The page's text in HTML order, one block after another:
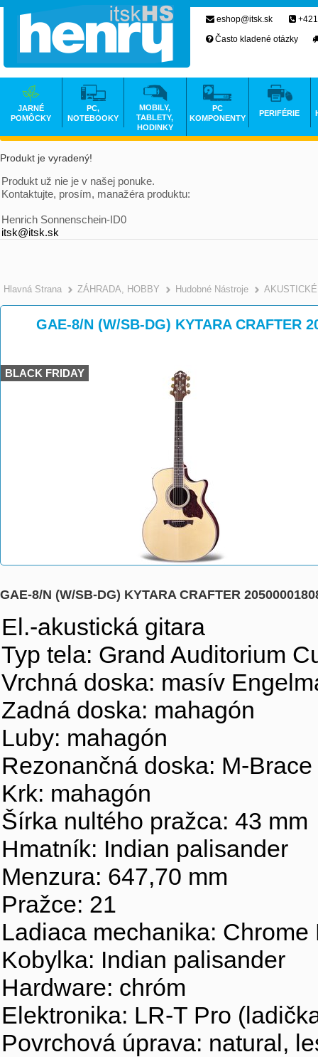
Produkt je vyradený!
Produkt už nie je v našej ponuke.
Kontaktujte, prosím, manažéra produktu:
Henrich Sonnenschein-ID0
itsk@itsk.sk
Hlavná Strana >
ZÁHRADA, HOBBY >
Hudobné Nástroje
GAE-8/N (W/SB-DG) KYTARA CRAFTER
BLACK FRIDAY
GAE-8/N (W/SB-DG) KYTARA CRAFTER
El.-akustická gitara
Typ tela: Grand Auditorium
Vrchná doska: masív
Zadná doska: mahagón
Luby: mahagón
Rezonančná doska: M-Brace
Krk: mahagón
Šírka nultého pražca: 43 mm
Hmatník: Indian palisander
Menzura: 647,70 mm
Pražce: 21
Ladiaca mechanika:
Kobylka: Indian palisander
Hardware: chróm
Elektronika: LR-T Pro
Povrchová úprava: natural,
eshop@itsk.sk
Často kladené otázky
JARNÉ
POMÔCKY
PC,
NOTEBOOKY
MOBILY,
TABLETY,
HODINKY
PC
KOMPONENTY
PERIFÉRIE